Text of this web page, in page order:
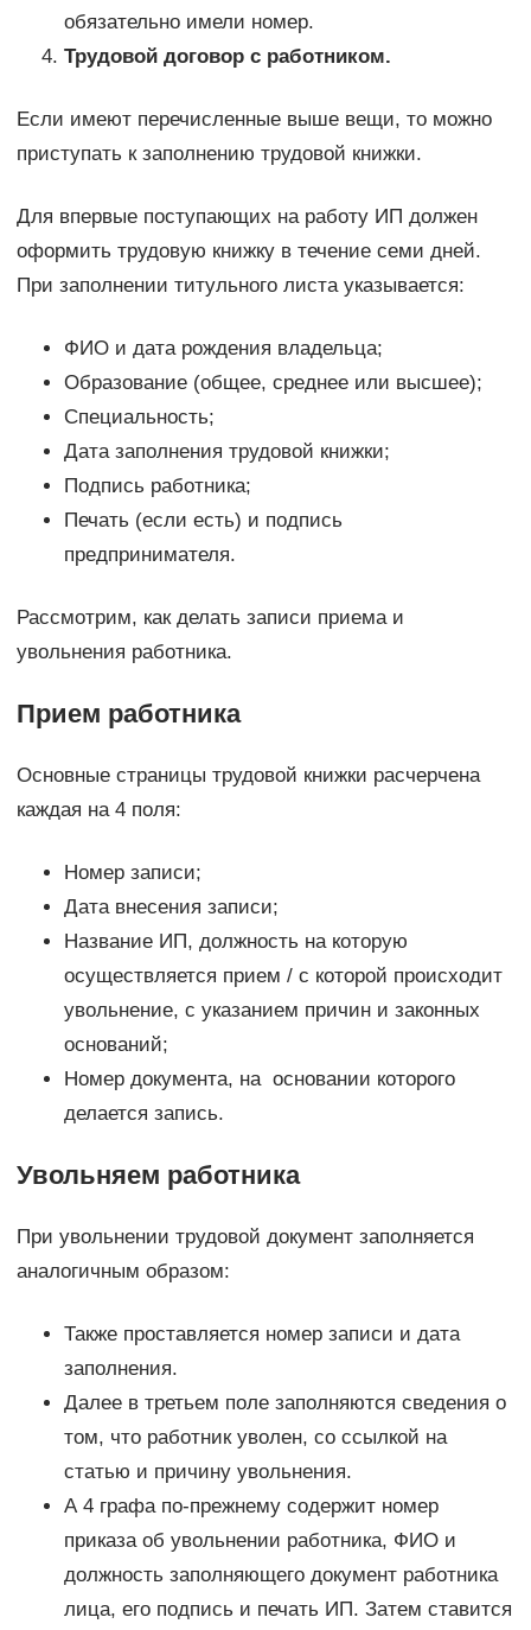
обязательно имели номер.
Трудовой договор с работником.
Если имеют перечисленные выше вещи, то можно
приступать к заполнению трудовой книжки.
Для впервые поступающих на работу ИП должен
оформить трудовую книжку в течение семи дней.
При заполнении титульного листа указывается:
ФИО и дата рождения владельца;
Образование (общее, среднее или высшее);
Специальность;
Дата заполнения трудовой книжки;
Подпись работника;
Печать (если есть) и подпись
предпринимателя.
Рассмотрим, как делать записи приема и
увольнения работника.
Прием работника
Основные страницы трудовой книжки расчерчена
каждая на 4 поля:
Номер записи;
Дата внесения записи;
Название ИП, должность на которую
осуществляется прием / с которой происходит
увольнение, с указанием причин и законных
оснований;
Номер документа, на основании которого
делается запись.
Увольняем работника
При увольнении трудовой документ заполняется
аналогичным образом:
Также проставляется номер записи и дата
заполнения.
Далее в третьем поле заполняются сведения о
том, что работник уволен, со ссылкой на
статью и причину увольнения.
А 4 графа по-прежнему содержит номер
приказа об увольнении работника, ФИО и
должность заполняющего документ работника
лица, его подпись и печать ИП. Затем ставится